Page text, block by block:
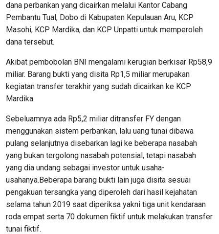
dana perbankan yang dicairkan melalui Kantor Cabang
Pembantu Tual, Dobo di Kabupaten Kepulauan Aru, KCP
Masohi, KCP Mardika, dan KCP Unpatti untuk memperoleh
dana tersebut.
Akibat pembobolan BNI mengalami kerugian berkisar Rp58,9
miliar. Barang bukti yang disita Rp1,5 miliar merupakan
kegiatan transfer terakhir yang sudah dicairkan ke KCP
Mardika.
Sebeluamnya ada Rp5,2 miliar ditransfer FY dengan
menggunakan sistem perbankan, lalu uang tunai dibawa
pulang selanjutnya disebarkan lagi ke beberapa nasabah
yang bukan tergolong nasabah potensial, tetapi nasabah
yang dia undang sebagai investor untuk usaha-
usahanya.Beberapa barang bukti lain juga disita sesuai
pengakuan tersangka yang diperoleh dari hasil kejahatan
selama tahun 2019 saat diperiksa yakni tiga unit kendaraan
roda empat serta 70 dokumen fiktif untuk melakukan transfer
tunai fiktif.